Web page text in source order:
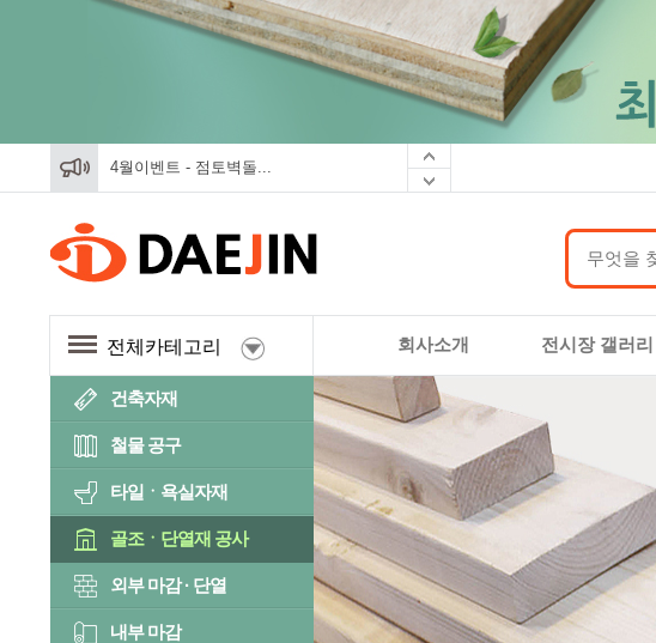
4월이벤트 - 점토벽돌...
전체카테고리 회사소개 전시장 갤러리
건축자재
철물 공구
타일ㆍ욕실자재
골조ㆍ단열재 공사
외부 마감 · 단열
내부 마감